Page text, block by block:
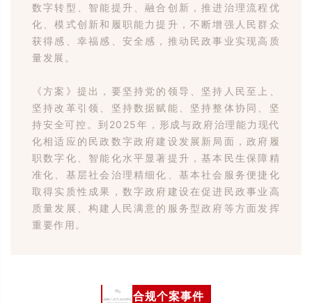
数字转型、智能提升、融合创新，推进治理流程优
化、模式创新和履职能力提升，不断增强人民群众
获得感、幸福感、安全感，推动民政事业实现高质
量发展。
《方案》提出，要坚持党的领导、坚持人民至上、
坚持改革引领、坚持数据赋能、坚持整体协同、坚
持安全可控。到2025年，形成与政府治理能力现代
化相适应的民政数字政府建设发展新局面，政府履
职数字化、智能化水平显著提升，基本民生保障精
准化、基层社会治理精细化、基本社会服务便捷化
取得实质性成果，数字政府建设在促进民政事业高
质量发展、构建人民满意的服务型政府等方面发挥
重要作用。
03 合规个案事件